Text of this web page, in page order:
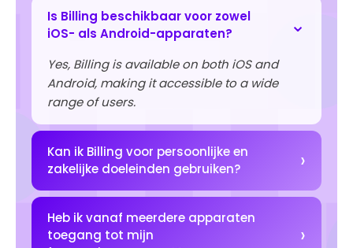
Is Billing beschikbaar voor zowel
iOS- als Android-apparaten?
Yes, Billing is available on both iOS and
Android, making it accessible to a wide
range of users.
Kan ik Billing voor persoonlijke en
zakelijke doeleinden gebruiken?
Heb ik vanaf meerdere apparaten
toegang tot mijn